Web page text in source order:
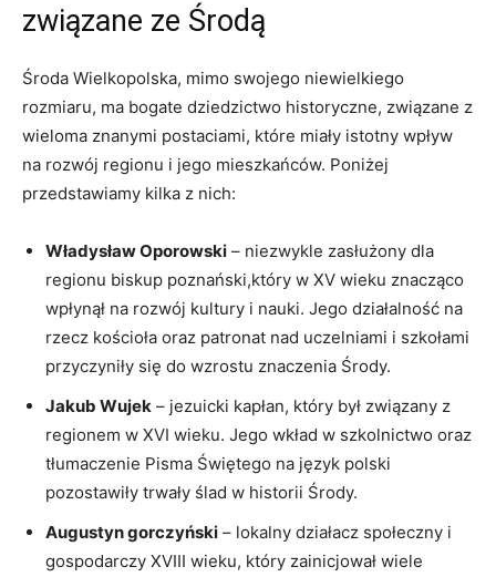
związane ze Środą
Środa Wielkopolska, mimo swojego niewielkiego
rozmiaru, ma bogate dziedzictwo historyczne, związane z
wieloma znanymi postaciami, które miały istotny wpływ
na rozwój regionu i jego mieszkańców. Poniżej
przedstawiamy kilka z nich:
Władysław Oporowski – niezwykle zasłużony dla
regionu biskup poznański,który w XV wieku znacząco
wpłynął na rozwój kultury i nauki. Jego działalność na
rzecz kościoła oraz patronat nad uczelniami i szkołami
przyczyniły się do wzrostu znaczenia Środy.
Jakub Wujek – jezuicki kapłan, który był związany z
regionem w XVI wieku. Jego wkład w szkolnictwo oraz
tłumaczenie Pisma Świętego na język polski
pozostawiły trwały ślad w historii Środy.
Augustyn gorczyński – lokalny działacz społeczny i
gospodarczy XVIII wieku, który zainicjował wiele